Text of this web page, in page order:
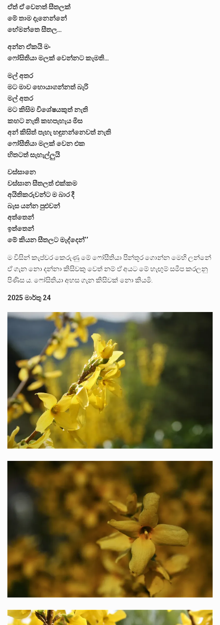
ඒත් ඒ වෙනත් සීතලක්
මේ තාම දැනෙන්නේ
හේමන්තෙ සීතල…
අන්න ඒකයි මං
ෆෝසිතියා මලක් වෙන්නට කැමති…
මල් අතර
මට මාව හොයාගන්නත් බැරි
මල් අතර
මට කිසිම විශේෂයකුත් නැති
කහට නැති කහපැහැය මිස
අන් කිසිත් පැහැ හඳුනන්නෙවත් නැති
ෆෝසීතියා මලක් වෙන එක
හිතටත් සැහැල්ලුයි
වස්සානෙ
වස්සාන සීතලත් එක්කම
අයිතිකරුවන්ට ම බාර දී
බැස යන්න පුළුවන්
අත්තෙන්
ඉත්තෙන්
මේ කියන සීතලට මැද්දෙන්’’
ම විසින් කැප්චර කෙරුණු මේ ෆෝසීතියා පින්තූර ගොන්න මෙහි ලන්නේ
ඒ ගැන නො දන්නා කිසිවකු වෙත් නම් ඒ අයට මේ හැඟුම් සමීප කරලනු
පිණිස ය. ‌ෆෝසිතියා අහස ගැන කිසිවක් නො කියමි.
2025 මාර්තු 24